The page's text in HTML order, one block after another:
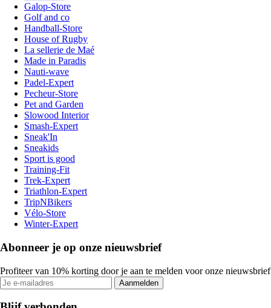
Galop-Store
Golf and co
Handball-Store
House of Rugby
La sellerie de Maé
Made in Paradis
Nauti-wave
Padel-Expert
Pecheur-Store
Pet and Garden
Slowood Interior
Smash-Expert
Sneak'In
Sneakids
Sport is good
Training-Fit
Trek-Expert
Triathlon-Expert
TripNBikers
Vélo-Store
Winter-Expert
Abonneer je op onze nieuwsbrief
Profiteer van 10% korting door je aan te melden voor onze nieuwsbrief
Aanmelden